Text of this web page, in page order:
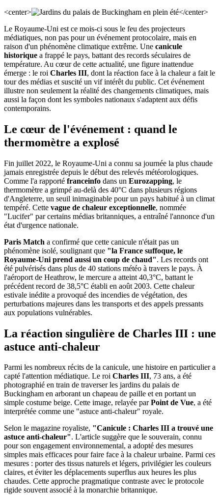
<center>
</center>
Le Royaume-Uni est ce mois-ci sous le feu des projecteurs
médiatiques, non pas pour un événement protocolaire, mais en
raison d'un phénomène climatique extrême. Une canicule
historique a frappé le pays, battant des records séculaires de
température. Au cœur de cette actualité, une figure inattendue
émerge : le roi Charles III, dont la réaction face à la chaleur a fait le
tour des médias et suscité un vif intérêt du public. Cet événement
illustre non seulement la réalité des changements climatiques, mais
aussi la façon dont les symboles nationaux s'adaptent aux défis
contemporains.
Le cœur de l'événement : quand le
thermomètre a explosé
Fin juillet 2022, le Royaume-Uni a connu sa journée la plus chaude
jamais enregistrée depuis le début des relevés météorologiques.
Comme l'a rapporté franceinfo dans un Eurozapping, le
thermomètre a grimpé au-delà des 40°C dans plusieurs régions
d'Angleterre, un seuil inimaginable pour un pays habitué à un climat
tempéré. Cette vague de chaleur exceptionnelle, nommée
"Lucifer" par certains médias britanniques, a entraîné l'annonce d'un
état d'urgence nationale.
Paris Match a confirmé que cette canicule n'était pas un
phénomène isolé, soulignant que "la France suffoque, le
Royaume-Uni prend aussi un coup de chaud". Les records ont
été pulvérisés dans plus de 40 stations météo à travers le pays. À
l'aéroport de Heathrow, le mercure a atteint 40,3°C, battant le
précédent record de 38,5°C établi en août 2003. Cette chaleur
estivale inédite a provoqué des incendies de végétation, des
perturbations majeures dans les transports et des appels pressants
aux populations vulnérables.
La réaction singulière de Charles III : une
astuce anti-chaleur
Parmi les nombreux récits de la canicule, une histoire en particulier a
capté l'attention médiatique. Le roi Charles III, 73 ans, a été
photographié en train de traverser les jardins du palais de
Buckingham en arborant un chapeau de paille et en portant un
simple costume beige. Cette image, relayée parPoint de Vue, a été
interprétée comme une "astuce anti-chaleur" royale.
Selon le magazine royaliste, "Canicule : Charles III a trouvé une
astuce anti-chaleur". L'article suggère que le souverain, connu
pour son engagement environnemental, a adopté des mesures
simples mais efficaces pour faire face à la chaleur urbaine. Parmi ces
mesures : porter des tissus naturels et légers, privilégier les couleurs
claires, et éviter les déplacements superflus aux heures les plus
chaudes. Cette approche pragmatique contraste avec le protocole
rigide souvent associé à la monarchie britannique.